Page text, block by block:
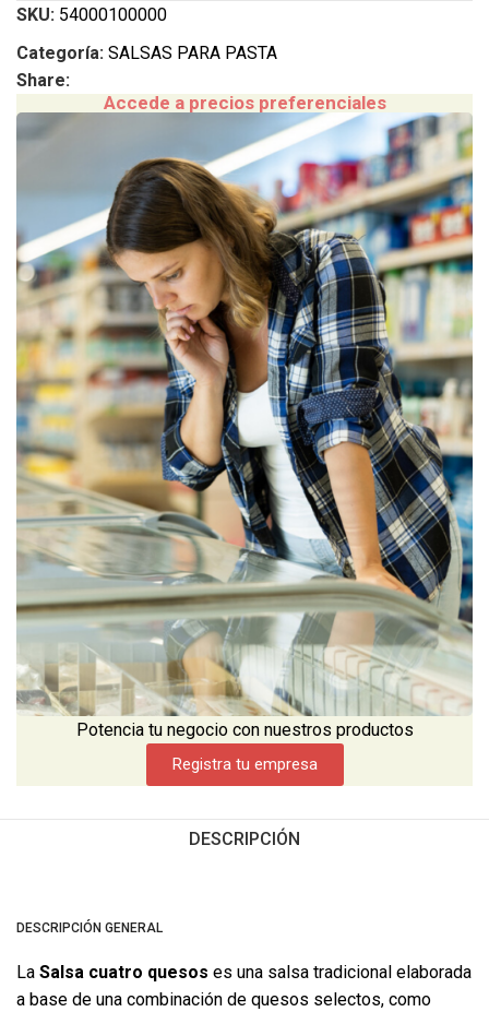
SKU: 54000100000
Categoría: SALSAS PARA PASTA
Share:
Accede a precios preferenciales
Potencia tu negocio con nuestros productos
Registra tu empresa
DESCRIPCIÓN
DESCRIPCIÓN GENERAL
LaSalsa cuatro quesoses una salsa tradicional elaborada
a base de una combinación de quesos selectos, como